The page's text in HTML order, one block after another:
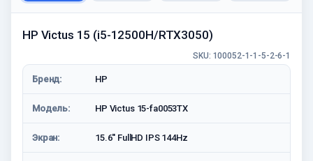
HP Victus 15 (i5-12500H/RTX3050)
SKU: 100052-1-1-5-2-6-1
Бренд: HP
Модель: HP Victus 15-fa0053TX
Экран: 15.6'' FullHD IPS 144Hz